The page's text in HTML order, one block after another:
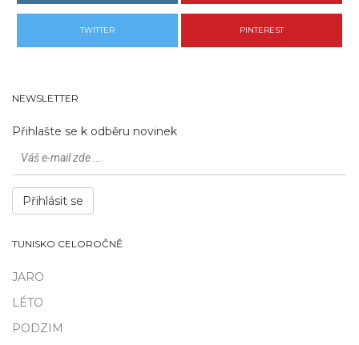
TWITTER PINTEREST
NEWSLETTER
Přihlašte se k odběru novinek
Přihlásit se
TUNISKO CELOROČNĚ
JARO
LÉTO
PODZIM